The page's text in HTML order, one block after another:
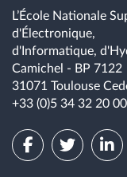
L’École Nationale
d'Électronique,
d'Informatique,
Camichel - BP 7122
31071 Toulouse
+33 (0)5 34 32 20 00